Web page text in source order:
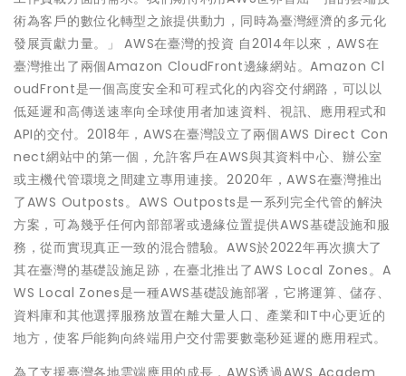
術為客戶的數位化轉型之旅提供動力，同時為臺灣經濟的多元化
發展貢獻力量。」 AWS在臺灣的投資 自2014年以來，AWS在
臺灣推出了兩個Amazon CloudFront邊緣網站。Amazon Cl
oudFront是一個高度安全和可程式化的內容交付網路，可以以
低延遲和高傳送速率向全球使用者加速資料、視訊、應用程式和
API的交付。2018年，AWS在臺灣設立了兩個AWS Direct Con
nect網站中的第一個，允許客戶在AWS與其資料中心、辦公室
或主機代管環境之間建立專用連接。2020年，AWS在臺灣推出
了AWS Outposts。AWS Outposts是一系列完全代管的解決
方案，可為幾乎任何內部部署或邊緣位置提供AWS基礎設施和服
務，從而實現真正一致的混合體驗。AWS於2022年再次擴大了
其在臺灣的基礎設施足跡，在臺北推出了AWS Local Zones。A
WS Local Zones是一種AWS基礎設施部署，它將運算、儲存、
資料庫和其他選擇服務放置在離大量人口、產業和IT中心更近的
地方，使客戶能夠向終端用户交付需要數毫秒延遲的應用程式。
為了支援臺灣各地雲端應用的成長，AWS透過AWS Academ